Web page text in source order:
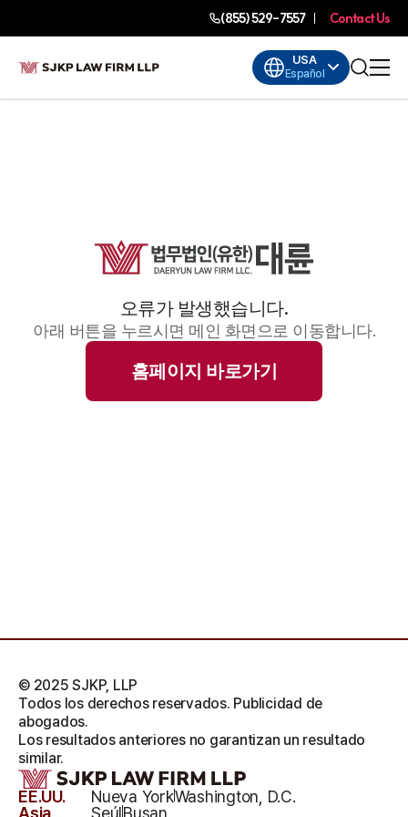
(855) 529-7557 Contact Us
USA
Español
오류가 발생했습니다.
아래 버튼을 누르시면 메인 화면으로 이동합니다.
홈페이지 바로가기
EE.UU. Nueva YorkWashington, D.C.
© 2025 SJKP, LLP
Todos los derechos reservados. Publicidad de
abogados.
Los resultados anteriores no garantizan un resultado
similar.